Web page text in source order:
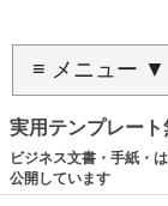
≡ メニュー ▼
実用テンプレート
ビジネス文書・手紙・
公開しています